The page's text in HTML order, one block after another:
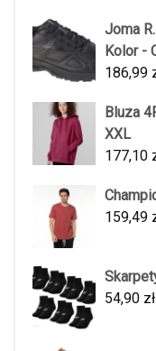
Joma
Kolor -
186,99
Bluza
XXL
177,10
159,49
54,90 zł